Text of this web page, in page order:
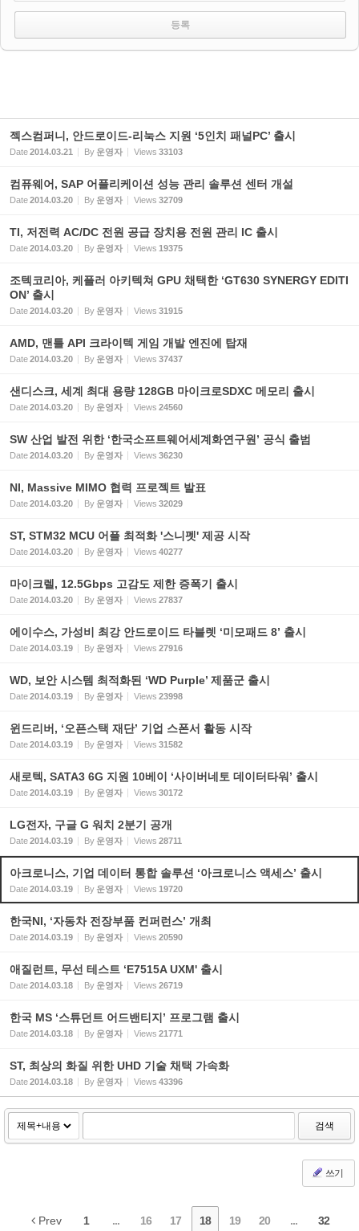
젝스컴퍼니, 안드로이드-리눅스 지원 ‘5인치 패널PC’ 출시
Date2014.03.21 By 운영자 Views 33103
컴퓨웨어, SAP 어플리케이션 성능 관리 솔루션 센터 개설
Date2014.03.20 By 운영자 Views 32709
TI, 저전력 AC/DC 전원 공급 장치용 전원 관리 IC 출시
Date2014.03.20 By 운영자 Views 19375
조텍코리아, 케플러 아키텍쳐 GPU 채택한 ‘GT630 SYNERGY EDITI
ON’ 출시
Date2014.03.20 By 운영자 Views 31915
AMD, 맨틀 API 크라이텍 게임 개발 엔진에 탑재
Date2014.03.20 By 운영자 Views 37437
샌디스크, 세계 최대 용량 128GB 마이크로SDXC 메모리 출시
Date2014.03.20 By 운영자 Views 24560
SW 산업 발전 위한 ‘한국소프트웨어세계화연구원’ 공식 출범
Date2014.03.20 By 운영자 Views 36230
NI, Massive MIMO 협력 프로젝트 발표
Date2014.03.20 By 운영자 Views 32029
ST, STM32 MCU 어플 최적화 '스니펫' 제공 시작
Date2014.03.20 By 운영자 Views 40277
마이크렐, 12.5Gbps 고감도 제한 증폭기 출시
Date2014.03.20 By 운영자 Views 27837
에이수스, 가성비 최강 안드로이드 타블렛 ‘미모패드 8’ 출시
Date2014.03.19 By 운영자 Views 27916
WD, 보안 시스템 최적화된 ‘WD Purple’ 제품군 출시
Date2014.03.19 By 운영자 Views 23998
윈드리버, ‘오픈스택 재단’ 기업 스폰서 활동 시작
Date2014.03.19 By 운영자 Views 31582
새로텍, SATA3 6G 지원 10베이 ‘사이버네토 데이터타워’ 출시
Date2014.03.19 By 운영자 Views 30172
LG전자, 구글 G 워치 2분기 공개
Date2014.03.19 By 운영자 Views 28711
아크로니스, 기업 데이터 통합 솔루션 ‘아크로니스 액세스’ 출시
Date2014.03.19 By 운영자 Views 19720
한국NI, ‘자동차 전장부품 컨퍼런스’ 개최
Date2014.03.19 By 운영자 Views 20590
애질런트, 무선 테스트 ‘E7515A UXM' 출시
Date2014.03.18 By 운영자 Views 26719
한국 MS ‘스튜던트 어드밴티지’ 프로그램 출시
Date2014.03.18 By 운영자 Views 21771
ST, 최상의 화질 위한 UHD 기술 채택 가속화
Date2014.03.18 By 운영자 Views 43396
검색
쓰기
Prev 1 ... 16 17 18 19 20 ... 32